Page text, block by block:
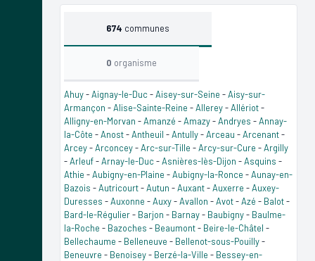
674 communes
0 organisme
Ahuy-Aignay-le-Duc -Aisey-sur-Seine -Aisy-sur-
Armançon -Alise-Sainte-Reine -Allerey-Allériot-
Alligny-en-Morvan -Amanzé -Amazy-Andryes -Annay-
la-Côte -Anost-Antheuil -Antully-Arceau -Arcenant-
Arcey-Arconcey-Arc-sur-Tille -Arcy-sur-Cure -Argilly
-Arleuf-Arnay-le-Duc -Asnières-lès-Dijon -Asquins -
Athie -Aubigny-en-Plaine -Aubigny-la-Ronce -Aunay-en-
Bazois -Autricourt-Autun -Auxant-Auxerre -Auxey-
Duresses -Auxonne -Auxy-Avallon -Avot-Azé - Balot-
Bard-le-Régulier- Barjon - Barnay- Baubigny- Baulme-
la-Roche - Bazoches - Beaumont- Beire-le-Châtel -
Bellechaume - Belleneuve - Bellenot-sous-Pouilly-
Beneuvre - Benoisey- Berzé-la-Ville - Bessey-en-